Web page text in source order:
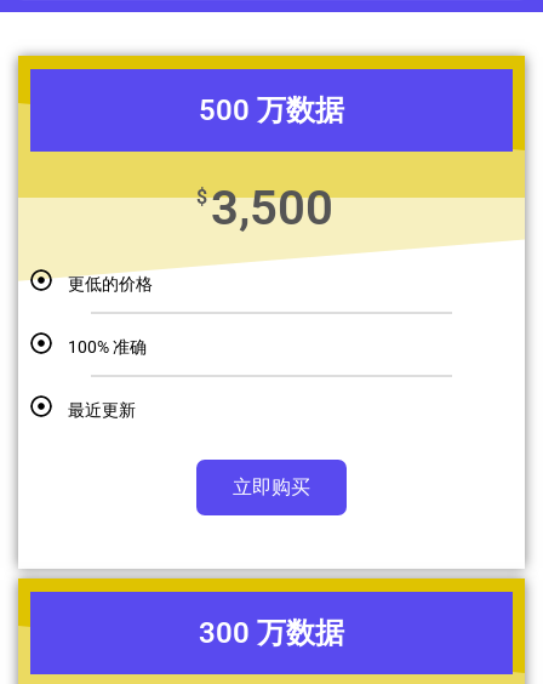
500 万数据
$3,500
更低的价格
100% 准确
最近更新
立即购买
300 万数据